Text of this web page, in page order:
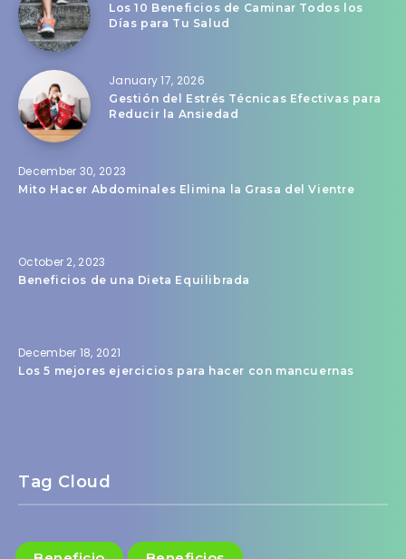
Los 10 Beneficios de Caminar Todos los
Días para Tu Salud
January 17, 2026
Gestión del Estrés Técnicas Efectivas para
Reducir la Ansiedad
December 30, 2023
Mito Hacer Abdominales Elimina la Grasa del Vientre
October 2, 2023
Beneficios de una Dieta Equilibrada
December 18, 2021
Los 5 mejores ejercicios para hacer con mancuernas
Tag Cloud